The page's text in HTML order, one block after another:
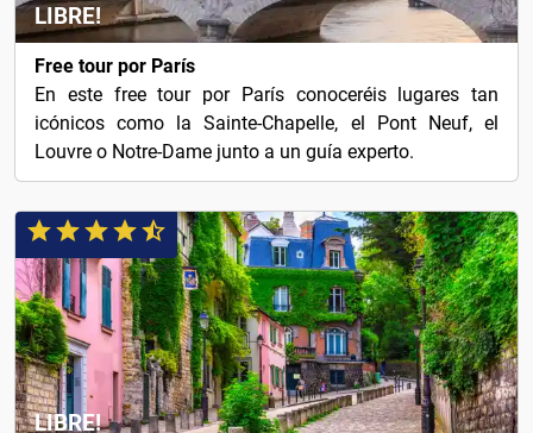
LIBRE!
Free tour por París
En este free tour por París conoceréis lugares tan
icónicos como la Sainte-Chapelle, el Pont Neuf, el
Louvre o Notre-Dame junto a un guía experto.
LIBRE!